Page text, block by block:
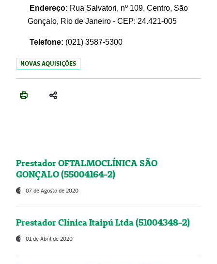
Endereço: Rua Salvatori, nº 109, Centro, São
Gonçalo, Rio de Janeiro - CEP: 24.421-005
Telefone: (021) 3587-5300
NOVAS AQUISIÇÕES
Prestador OFTALMOCLÍNICA SÃO
GONÇALO (55004164-2)
07 de Agosto de 2020
Prestador Clínica Itaipú Ltda (51004348-2)
01 de Abril de 2020